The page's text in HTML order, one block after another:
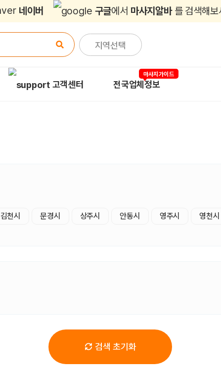
네이버 구글에서 마사지알바 를 검색해보
지역선택
고객센터 전국업체정보
마사지가이드
김천시 문경시 상주시 안동시 영주시 영천시
검색 초기화